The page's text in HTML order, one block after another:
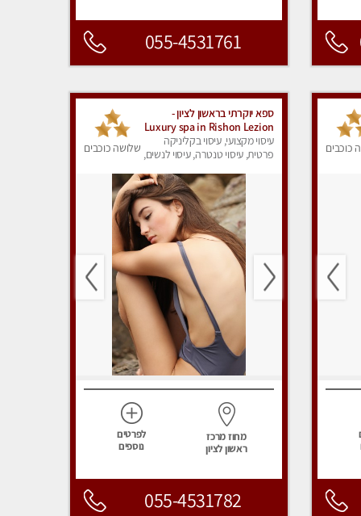
055-4531761
כוכבים
ספא יוקרתי בראשון לציון -
Luxury spa in Rishon Lezion
עיסוי מקצועי, עיסוי בקליניקה
פרטית, עיסוי טנטרה, עיסוי לנשים, שלושה כוכבים
מחוז מרכז
ראשון לציון
לפרטים
נוספים
055-4531782